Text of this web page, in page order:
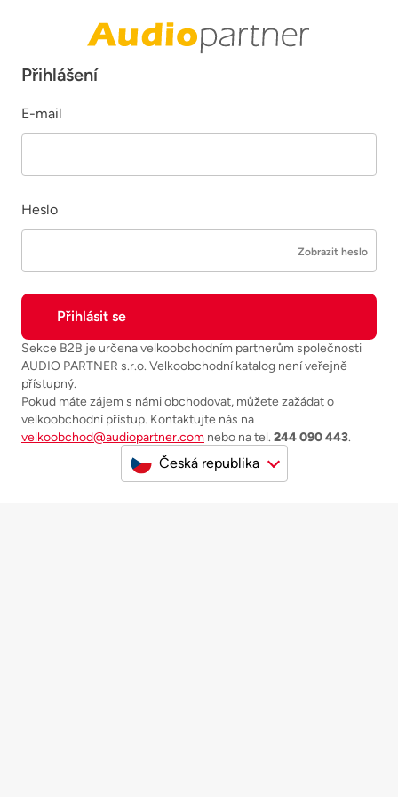
Přihlášení
E-mail
Heslo
Zobrazit heslo
Sekce B2B je určena velkoobchodním partnerům společnosti
AUDIO PARTNER s.r.o. Velkoobchodní katalog není veřejně
přístupný.
Pokud máte zájem s námi obchodovat, můžete zažádat o
velkoobchodní přístup. Kontaktujte nás na
velkoobchod@audiopartner.com nebo na tel. 244 090 443.
Česká republika